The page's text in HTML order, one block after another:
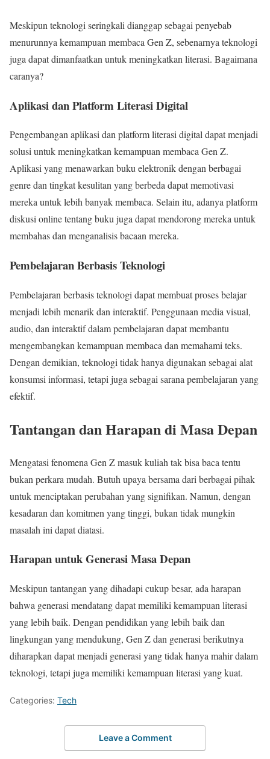
Meskipun teknologi seringkali dianggap sebagai penyebab
menurunnya kemampuan membaca Gen Z, sebenarnya teknologi
juga dapat dimanfaatkan untuk meningkatkan literasi. Bagaimana
caranya?
Aplikasi dan Platform Literasi Digital
Pengembangan aplikasi dan platform literasi digital dapat menjadi
solusi untuk meningkatkan kemampuan membaca Gen Z.
Aplikasi yang menawarkan buku elektronik dengan berbagai
genre dan tingkat kesulitan yang berbeda dapat memotivasi
mereka untuk lebih banyak membaca. Selain itu, adanya platform
diskusi online tentang buku juga dapat mendorong mereka untuk
membahas dan menganalisis bacaan mereka.
Pembelajaran Berbasis Teknologi
Pembelajaran berbasis teknologi dapat membuat proses belajar
menjadi lebih menarik dan interaktif. Penggunaan media visual,
audio, dan interaktif dalam pembelajaran dapat membantu
mengembangkan kemampuan membaca dan memahami teks.
Dengan demikian, teknologi tidak hanya digunakan sebagai alat
konsumsi informasi, tetapi juga sebagai sarana pembelajaran yang
efektif.
Tantangan dan Harapan di Masa Depan
Mengatasi fenomena Gen Z masuk kuliah tak bisa baca tentu
bukan perkara mudah. Butuh upaya bersama dari berbagai pihak
untuk menciptakan perubahan yang signifikan. Namun, dengan
kesadaran dan komitmen yang tinggi, bukan tidak mungkin
masalah ini dapat diatasi.
Harapan untuk Generasi Masa Depan
Meskipun tantangan yang dihadapi cukup besar, ada harapan
bahwa generasi mendatang dapat memiliki kemampuan literasi
yang lebih baik. Dengan pendidikan yang lebih baik dan
lingkungan yang mendukung, Gen Z dan generasi berikutnya
diharapkan dapat menjadi generasi yang tidak hanya mahir dalam
teknologi, tetapi juga memiliki kemampuan literasi yang kuat.
Categories: Tech
Leave a Comment